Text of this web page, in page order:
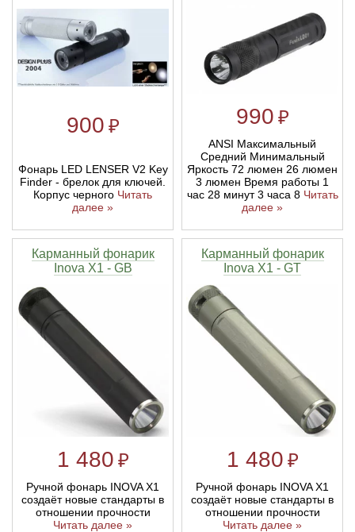
900 ₽
Фонарь LED LENSER V2 Key
Finder - брелок для ключей.
Корпус черного Читать
далее »
990 ₽
ANSI Максимальный
Средний Минимальный
Яркость 72 люмен 26 люмен
3 люмен Время работы 1
час 28 минут 3 часа 8 Читать
далее »
Карманный фонарик
Inova X1 - GB
1 480 ₽
Ручной фонарь INOVA X1
создаёт новые стандарты в
отношении прочности
Читать далее »
Карманный фонарик
Inova X1 - GT
1 480 ₽
Ручной фонарь INOVA X1
создаёт новые стандарты в
отношении прочности
Читать далее »
Тетивы и тросы для арбалетов
Натяжители для арбалетов
Подставки для лука
Ремни и петли
Плечи для лука
Нагрудники
Краги для стрельбы
Напальчники для классических луков
Перчатки для традиционных луков
Линейки для настройки лука
Полочки для лука
Плунжеры для лука
Инсерты для арбалетных стрел
Инсерты для лучных стрел
Выниматели для стрел
Тычковые ножи
Непальские кукри
Топоры
Топорики-томагавки
Ножи известных брендов
Мультитулы
Метательные ножи
Охотничьи ножи
Ножи складные
Механические точилки для ножей
Паста для полировки ножей